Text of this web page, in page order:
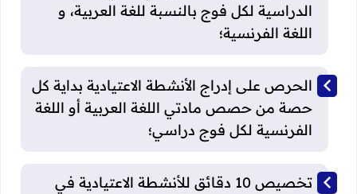
الدراسية لكل فوج بالنسبة للغة العربية، و
اللغة الفرنسية؛
الحرص على إدراج الأنشطة الاعتيادية بداية كل
حصة من حصص مادتي اللغة العربية أو اللغة
الفرنسية لكل فوج دراسي؛
تخصيص 10 دقائق للأنشطة الاعتيادية في